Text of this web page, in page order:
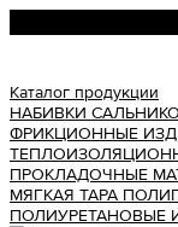
Каталог продукции
НАБИВКИ
ФРИКЦИОННЫЕ
ПРОКЛАДОЧНЫЕ
МЯГКАЯ ТАРА
ПОЛИУРЕТАНОВЫЕ